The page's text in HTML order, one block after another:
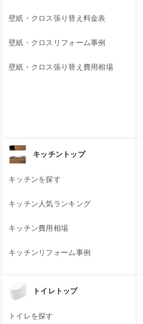
壁紙・クロス張り替え料金表
壁紙・クロスリフォーム事例
壁紙・クロス張り替え費用相場
キッチントップ
キッチンを探す
キッチン人気ランキング
キッチン費用相場
キッチンリフォーム事例
トイレトップ
トイレを探す